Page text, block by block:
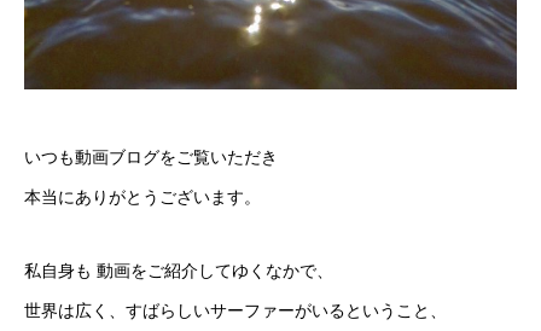
いつも動画ブログをご覧いただき
本当にありがとうございます。
私自身も 動画をご紹介してゆくなかで、
世界は広く、すばらしいサーファーがいるということ、